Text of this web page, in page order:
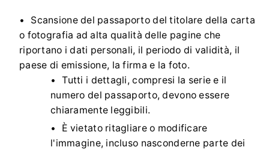
Scansione del passaporto del titolare della carta
o fotografia ad alta qualità delle pagine che
riportano i dati personali, il periodo di validità, il
paese di emissione, la firma e la foto.
Tutti i dettagli, compresi la serie e il
numero del passaporto, devono essere
chiaramente leggibili.
È vietato ritagliare o modificare
l'immagine, incluso nasconderne parte dei